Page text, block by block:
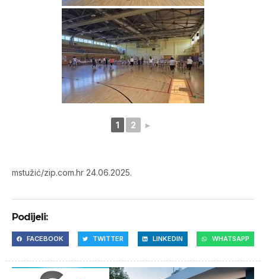
1 2 ►
mstužić/zip.com.hr 24.06.2025.
Podijeli:
FACEBOOK TWITTER LINKEDIN WHATSAPP